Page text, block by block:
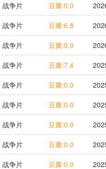
战争片 豆瓣:0.0
战争片 豆瓣:6.8
战争片 豆瓣:0.0
战争片 豆瓣:7.4
战争片 豆瓣:0.0
战争片 豆瓣:0.0
战争片 豆瓣:0.0
战争片 豆瓣:0.0
战争片 豆瓣:0.0